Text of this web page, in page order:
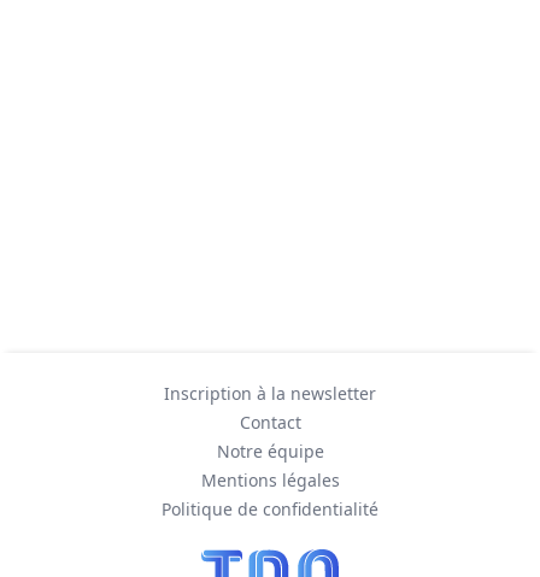
Inscription à la newsletter
Contact
Notre équipe
Mentions légales
Politique de confidentialité